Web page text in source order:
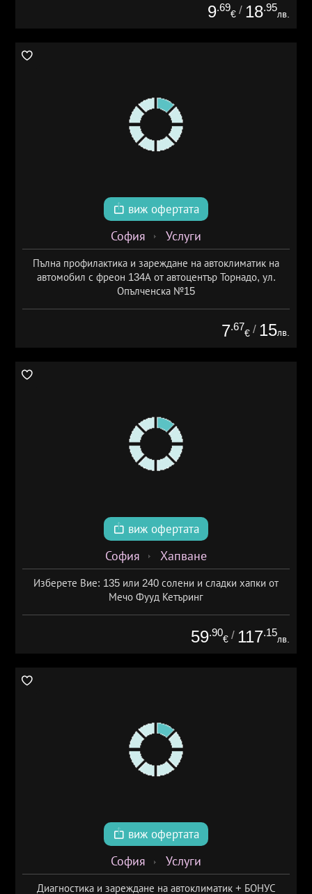
9.69
€ / 18.95
лв.
виж офертата
София Услуги
Пълна профилактика и зареждане на автоклиматик на
автомобил с фреон 134А от автоцентър Торнадо, ул.
Опълченска №15
7.67
€ / 15лв.
виж офертата
София Хапване
Изберете Вие: 135 или 240 солени и сладки хапки от
Мечо Фууд Кетъринг
59.90
€ / 117.15
лв.
виж офертата
София Услуги
Диагностика и зареждане на автоклиматик + БОНУС